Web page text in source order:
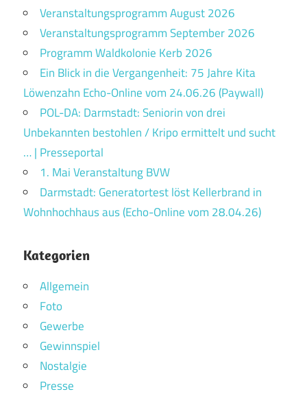
Veranstaltungsprogramm August 2026
Veranstaltungsprogramm September 2026
Programm Waldkolonie Kerb 2026
Ein Blick in die Vergangenheit: 75 Jahre Kita
Löwenzahn Echo-Online vom 24.06.26 (Paywall)
POL-DA: Darmstadt: Seniorin von drei
Unbekannten bestohlen / Kripo ermittelt und sucht
… | Presseportal
1. Mai Veranstaltung BVW
Darmstadt: Generatortest löst Kellerbrand in
Wohnhochhaus aus (Echo-Online vom 28.04.26)
Kategorien
Allgemein
Foto
Gewerbe
Gewinnspiel
Nostalgie
Presse